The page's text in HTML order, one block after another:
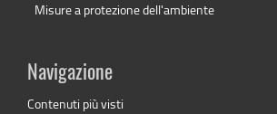
Misure a protezione dell'ambiente
Navigazione
Contenuti più visti